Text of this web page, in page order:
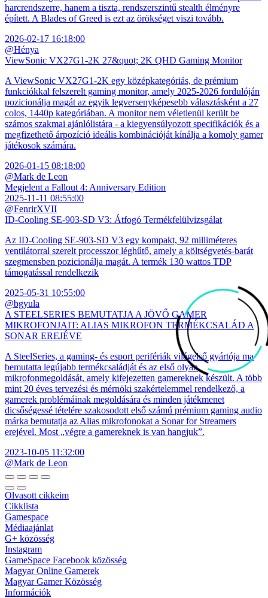
harcrendszerre, hanem a tiszta, rendszerszintű stealth élményre
épített. A Blades of Greed is ezt az örökséget viszi tovább.
2026-02-17 16:18:00
@Hénya
ViewSonic VX27G1-2K 27&quot; 2K QHD Gaming Monitor
A ViewSonic VX27G1-2K egy középkategóriás, de prémium
funkciókkal felszerelt gaming monitor, amely 2025-2026 fordulóján
pozicionálja magát az egyik legversenyképesebb választásként a 27
colos, 1440p kategóriában. A monitor nem véletlenül került be
számos szakmai ajánlólistára - a kiegyensúlyozott specifikációk és a
megfizethető árpozíció ideális kombinációját kínálja a komoly gamer
játékosok számára.
2026-01-15 08:18:00
@Mark de Leon
Megjelent a Fallout 4: Anniversary Edition
2025-11-11 08:55:00
@FenrirXVII
ID-Cooling SE-903-SD V3: Átfogó Termékfelülvizsgálat
Az ID-Cooling SE-903-SD V3 egy kompakt, 92 milliméteres
ventilátorral szerelt processzor léghűtő, amely a költségvetés-barát
szegmensben pozicionálja magát. A termék 130 wattos TDP
támogatással rendelkezik
2025-05-31 10:55:00
@bgyula
A STEELSERIES BEMUTATJA A JÖVŐ GAMER
MIKROFONJAIT: ALIAS MIKROFON TERMÉKCSALÁD A
SONAR EREJÉVE
A SteelSeries, a gaming- és esport perifériák világelső gyártója ma
bemutatta legújabb termékcsaládját és az első olyan
mikrofonmegoldását, amely kifejezetten gamereknek készült. A több
mint 20 éves tervezési és mérnöki szakértelemmel rendelkező, a
gamerek problémáinak megoldására és minden játékmenet
dicsőségessé tételére szakosodott első számú prémium gaming audio
márka bemutatja az Alias mikrofonokat a Sonar for Streamers
erejével. Most „végre a gamereknek is van hangjuk”.
2023-10-05 11:32:00
@Mark de Leon
Olvasott cikkeim
Cikklista
Gamespace
Médiaajánlat
G+ közösség
Instagram
GameSpace Facebook közösség
Magyar Online Gamerek
Magyar Gamer Közösség
Információk